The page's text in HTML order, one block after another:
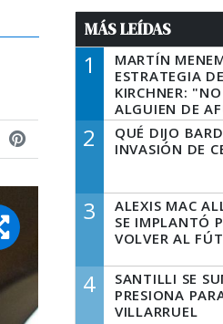
MÁS LEÍDAS
1
MARTÍN
ESTRATEGIA
KIRCHNER:
ALGUIEN DE
DECIR A LA
TIENE QUE
2
QUÉ DIJO
INVASIÓN DE
3
ALEXIS MAC
SE IMPLANTÓ
VOLVER AL
4
SANTILLI SE
PRESIONA
VILLARRUEL